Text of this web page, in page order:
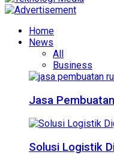
Home
News
All
Business
Jasa
Solusi Logistik